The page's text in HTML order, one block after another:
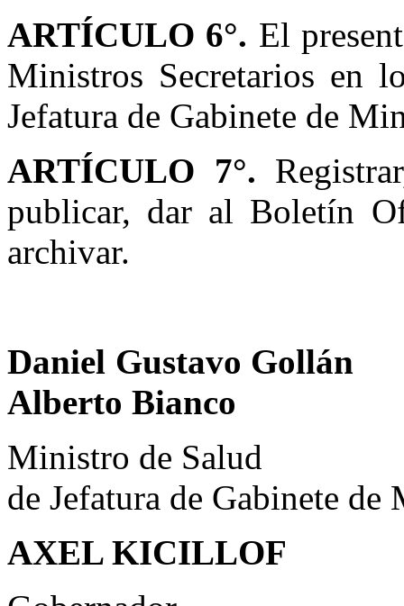
ARTÍCULO 6°. El
Ministros Secretarios en
Jefatura de Gabinete de
ARTÍCULO 7°.
publicar, dar al Boletín
archivar.
Daniel Gustavo Gollán
Alberto Bianco
Ministro de
de Jefatura de Gabinete de
AXEL KICILLOF